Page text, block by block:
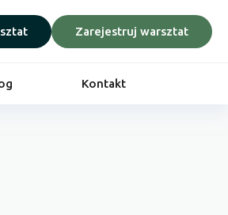
Zarejestruj warsztat
Kontakt